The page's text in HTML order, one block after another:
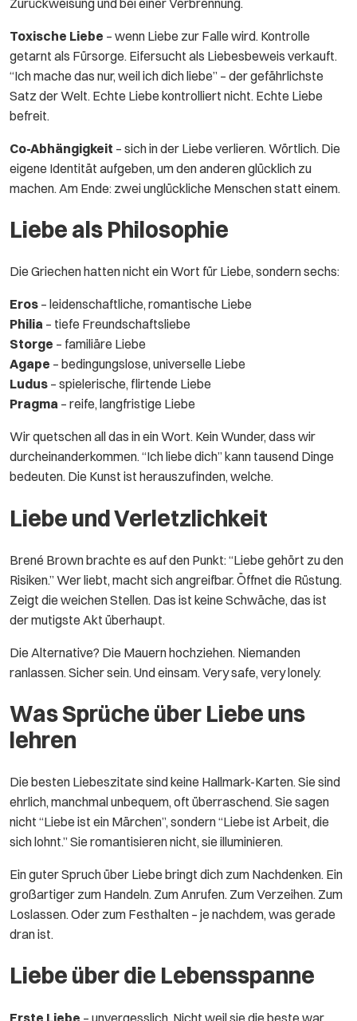
Toxische Liebe – wenn Liebe zur Falle wird. Kontrolle
getarnt als Fürsorge. Eifersucht als Liebesbeweis verkauft.
“Ich mache das nur, weil ich dich liebe” – der gefährlichste
Satz der Welt. Echte Liebe kontrolliert nicht. Echte Liebe
befreit.
Co-Abhängigkeit – sich in der Liebe verlieren. Wörtlich. Die
eigene Identität aufgeben, um den anderen glücklich zu
machen. Am Ende: zwei unglückliche Menschen statt einem.
Liebe als Philosophie
Die Griechen hatten nicht ein Wort für Liebe, sondern sechs:
Eros – leidenschaftliche, romantische Liebe
Philia – tiefe Freundschaftsliebe
Storge – familiäre Liebe
Agape – bedingungslose, universelle Liebe
Ludus – spielerische, flirtende Liebe
Pragma – reife, langfristige Liebe
Wir quetschen all das in ein Wort. Kein Wunder, dass wir
durcheinanderkommen. “Ich liebe dich” kann tausend Dinge
bedeuten. Die Kunst ist herauszufinden, welche.
Liebe und Verletzlichkeit
Brené Brown brachte es auf den Punkt: “Liebe gehört zu den
Risiken.” Wer liebt, macht sich angreifbar. Öffnet die Rüstung.
Zeigt die weichen Stellen. Das ist keine Schwäche, das ist
der mutigste Akt überhaupt.
Die Alternative? Die Mauern hochziehen. Niemanden
ranlassen. Sicher sein. Und einsam. Very safe, very lonely.
Was Sprüche über Liebe uns
lehren
Die besten Liebeszitate sind keine Hallmark-Karten. Sie sind
ehrlich, manchmal unbequem, oft überraschend. Sie sagen
nicht “Liebe ist ein Märchen”, sondern “Liebe ist Arbeit, die
sich lohnt.” Sie romantisieren nicht, sie illuminieren.
Ein guter Spruch über Liebe bringt dich zum Nachdenken. Ein
großartiger zum Handeln. Zum Anrufen. Zum Verzeihen. Zum
Loslassen. Oder zum Festhalten – je nachdem, was gerade
dran ist.
Liebe über die Lebensspanne
Erste Liebe – unvergesslich. Nicht weil sie die beste war,